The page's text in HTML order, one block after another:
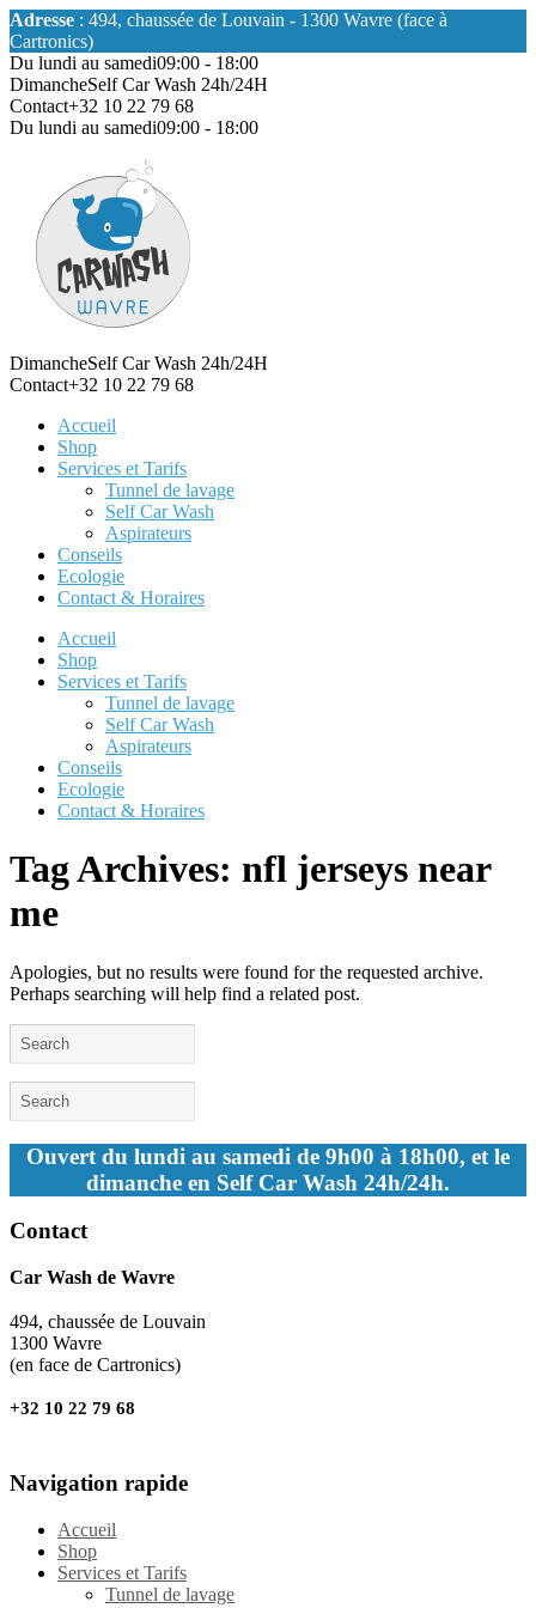
Adresse : 494, chaussée de Louvain - 1300 Wavre (face à
Cartronics)
Du lundi au samedi09:00 - 18:00
DimancheSelf Car Wash 24h/24H
Contact+32 10 22 79 68
Du lundi au samedi09:00 - 18:00
DimancheSelf Car Wash 24h/24H
Contact+32 10 22 79 68
Accueil
Shop
Services et Tarifs
Tunnel de lavage
Self Car Wash
Aspirateurs
Conseils
Ecologie
Contact & Horaires
Accueil
Shop
Services et Tarifs
Tunnel de lavage
Self Car Wash
Aspirateurs
Conseils
Ecologie
Contact & Horaires
Tag Archives: nfl jerseys near
me
Apologies, but no results were found for the requested archive.
Perhaps searching will help find a related post.
Ouvert du lundi au samedi de 9h00 à 18h00, et le
dimanche en Self Car Wash 24h/24h.
Contact
Car Wash de Wavre
494, chaussée de Louvain
1300 Wavre
(en face de Cartronics)
+32 10 22 79 68
Navigation rapide
Accueil
Shop
Services et Tarifs
Tunnel de lavage